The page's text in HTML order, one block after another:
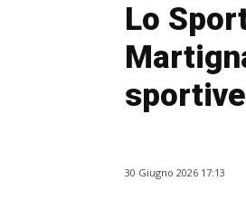
Lo
sportive
30 Giugno 2026 17:13